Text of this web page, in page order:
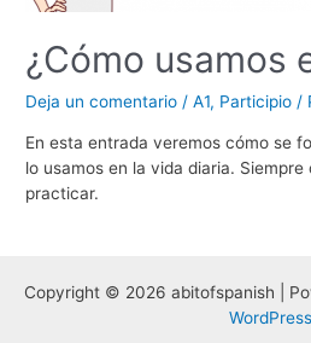
¿Cómo usamos
Deja un comentario /A1, Participio /
En esta entrada veremos cómo se
lo usamos en la vida diaria.
practicar.
Copyright © 2026 abitofspanish |
WordPress